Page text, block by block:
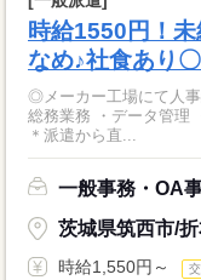
時給1550円！
なめ♪社食あり
◎メーカー工場にて人事総務業
総務業務 ・データ管理
＊派遣から直...
一般事務・OA
茨城県筑西市/折
時給1,550円～